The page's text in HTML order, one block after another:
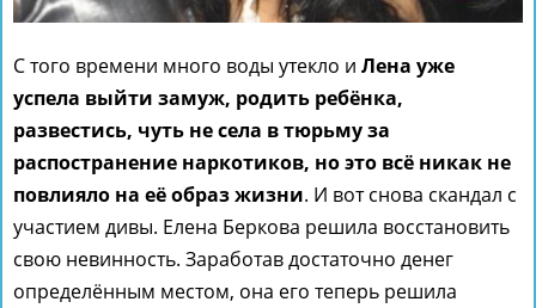
С того времени много воды утекло и Лена уже
успела выйти замуж, родить ребёнка,
развестись, чуть не села в тюрьму за
распостранение наркотиков, но это всё никак не
повлияло на её образ жизни. И вот снова скандал с
участием дивы. Елена Беркова решила восстановить
свою невинность. Заработав достаточно денег
определённым местом, она его теперь решила